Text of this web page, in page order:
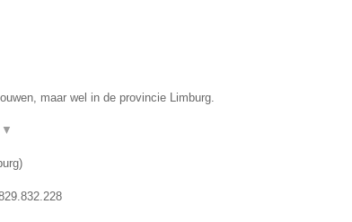
maar wel in de provincie Limburg.
▼
)